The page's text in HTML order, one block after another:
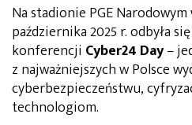
Na stadionie PGE Narodowym
października 2025 r.odbyła
konferencji Cyber24 Day–
z najważniejszych w Polsce
cyberbezpieczeństwu,
technologiom.